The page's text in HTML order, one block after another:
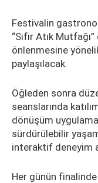
Festivalin
“Sıfır Atık
önlenmesine
paylaşılacak.
Öğleden sonra
seanslarında
dönüşüm
sürdürülebilir
interaktif deneyim
Her günün